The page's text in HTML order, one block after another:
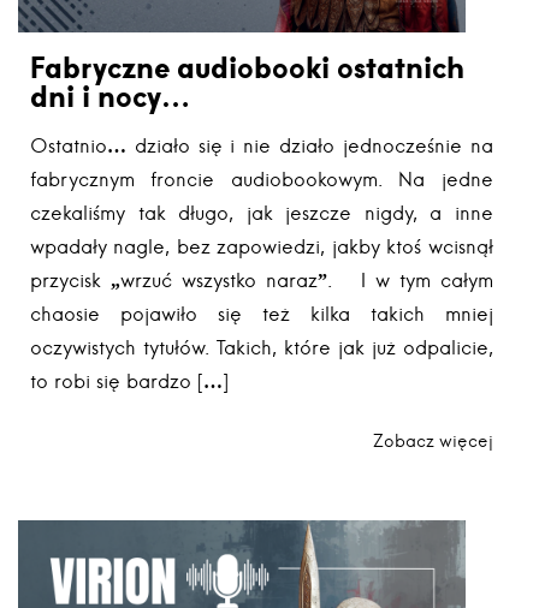
Fabryczne audiobooki ostatnich
dni i nocy…
Ostatnio… działo się i nie działo jednocześnie na
fabrycznym froncie audiobookowym. Na jedne
czekaliśmy tak długo, jak jeszcze nigdy, a inne
wpadały nagle, bez zapowiedzi, jakby ktoś wcisnął
przycisk „wrzuć wszystko naraz”. I w tym całym
chaosie pojawiło się też kilka takich mniej
oczywistych tytułów. Takich, które jak już odpalicie,
to robi się bardzo […]
Zobacz więcej